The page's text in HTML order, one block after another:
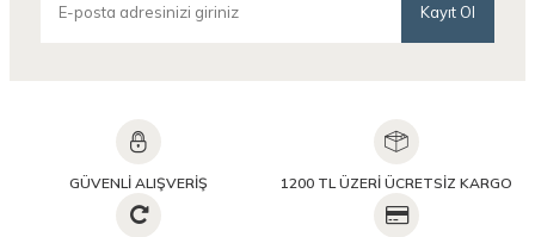
Kayıt Ol
GÜVENLİ ALIŞVERİŞ 1200 TL ÜZERİ ÜCRETSİZ KARGO